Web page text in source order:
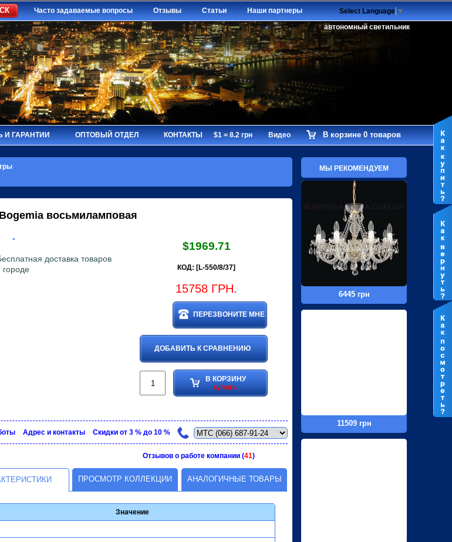
Часто задаваемые вопросы Отзывы Статьи Наши партнеры Select Language ▼
автономный светильник
И ГАРАНТИИ ОПТОВЫЙ ОТДЕЛ КОНТАКТЫ $1 = 8.2 грн Видео В корзине 0 товаров
восьмиламповая
доставка товаров
$1969.71
КОД: [L-550/8/37]
15758 ГРН.
ДОБАВИТЬ К СРАВНЕНИЮ
ПЕРЕЗВОНИТЕ МНЕ
В КОРЗИНУ
купить
Адрес и контакты Скидки от 3 % до 10 %
Отзывов о работе компании (41)
ПРОСМОТР КОЛЛЕКЦИИ АНАЛОГИЧНЫЕ ТОВАРЫ
Значение
МЫ РЕКОМЕНДУЕМ
6445 грн
11509 грн